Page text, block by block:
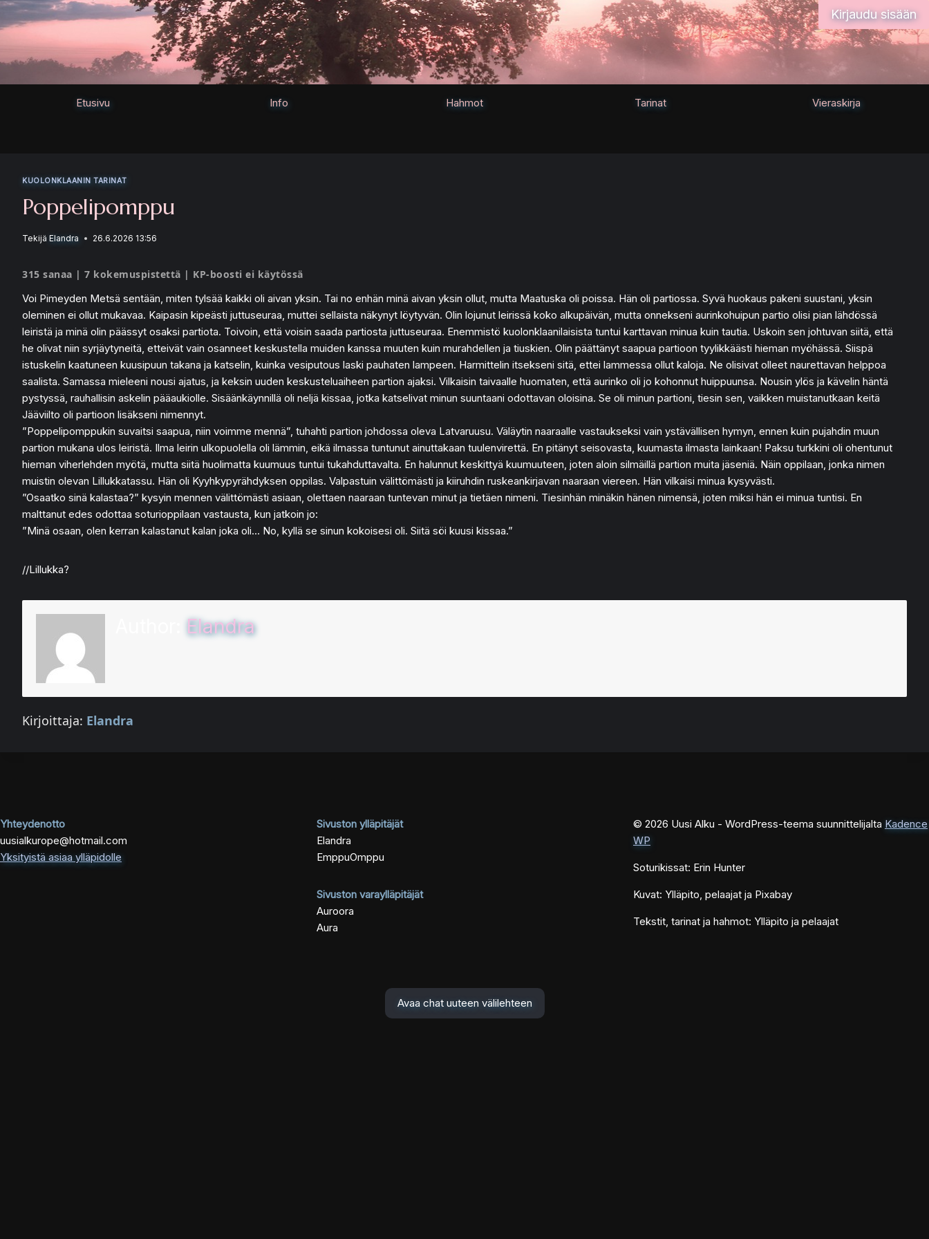
Siirry
sisältöön
Kirjaudu sisään
Etusivu Info Hahmot Tarinat Vieraskirja
KUOLONKLAANIN TARINAT
Poppelipomppu
Tekijä Elandra 26.6.2026 13:56
315 sanaa | 7 kokemuspistettä | KP-boosti ei käytössä
Voi Pimeyden Metsä sentään, miten tylsää kaikki oli aivan yksin. Tai no enhän minä aivan yksin ollut, mutta Maatuska oli poissa. Hän oli partiossa. Syvä huokaus pakeni suustani, yksin
oleminen ei ollut mukavaa. Kaipasin kipeästi juttuseuraa, muttei sellaista näkynyt löytyvän. Olin lojunut leirissä koko alkupäivän, mutta onnekseni aurinkohuipun partio olisi pian lähdössä
leiristä ja minä olin päässyt osaksi partiota. Toivoin, että voisin saada partiosta juttuseuraa. Enemmistö kuolonklaanilaisista tuntui karttavan minua kuin tautia. Uskoin sen johtuvan siitä, että
he olivat niin syrjäytyneitä, etteivät vain osanneet keskustella muiden kanssa muuten kuin murahdellen ja tiuskien. Olin päättänyt saapua partioon tyylikkäästi hieman myöhässä. Siispä
istuskelin kaatuneen kuusipuun takana ja katselin, kuinka vesiputous laski pauhaten lampeen. Harmittelin itsekseni sitä, ettei lammessa ollut kaloja. Ne olisivat olleet naurettavan helppoa
saalista. Samassa mieleeni nousi ajatus, ja keksin uuden keskusteluaiheen partion ajaksi. Vilkaisin taivaalle huomaten, että aurinko oli jo kohonnut huippuunsa. Nousin ylös ja kävelin häntä
pystyssä, rauhallisin askelin pääaukiolle. Sisäänkäynnillä oli neljä kissaa, jotka katselivat minun suuntaani odottavan oloisina. Se oli minun partioni, tiesin sen, vaikken muistanutkaan keitä
Jääviilto oli partioon lisäkseni nimennyt.
”Poppelipomppukin suvaitsi saapua, niin voimme mennä”, tuhahti partion johdossa oleva Latvaruusu. Väläytin naaraalle vastaukseksi vain ystävällisen hymyn, ennen kuin pujahdin muun
partion mukana ulos leiristä. Ilma leirin ulkopuolella oli lämmin, eikä ilmassa tuntunut ainuttakaan tuulenvirettä. En pitänyt seisovasta, kuumasta ilmasta lainkaan! Paksu turkkini oli ohentunut
hieman viherlehden myötä, mutta siitä huolimatta kuumuus tuntui tukahduttavalta. En halunnut keskittyä kuumuuteen, joten aloin silmäillä partion muita jäseniä. Näin oppilaan, jonka nimen
muistin olevan Lillukkatassu. Hän oli Kyyhkypyrähdyksen oppilas. Valpastuin välittömästi ja kiiruhdin ruskeankirjavan naaraan viereen. Hän vilkaisi minua kysyvästi.
”Osaatko sinä kalastaa?” kysyin mennen välittömästi asiaan, olettaen naaraan tuntevan minut ja tietäen nimeni. Tiesinhän minäkin hänen nimensä, joten miksi hän ei minua tuntisi. En
malttanut edes odottaa soturioppilaan vastausta, kun jatkoin jo:
”Minä osaan, olen kerran kalastanut kalan joka oli… No, kyllä se sinun kokoisesi oli. Siitä söi kuusi kissaa.”
//Lillukka?
Elandra
Kirjoittaja: Elandra
Yhteydenotto
uusialkurope@hotmail.com
Yksityistä asiaa ylläpidolle
Sivuston ylläpitäjät
Elandra
EmppuOmppu
Sivuston varaylläpitäjät
Auroora
Aura
© 2026 Uusi Alku - WordPress-teema suunnittelijalta Kadence
WP
Soturikissat: Erin Hunter
Kuvat: Ylläpito, pelaajat ja Pixabay
Tekstit, tarinat ja hahmot: Ylläpito ja pelaajat
Avaa chat uuteen välilehteen